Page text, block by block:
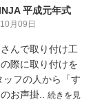
平成元年式
月09日
んで取り付け工
際に取り付けを
フの人から「す
お声掛.. 続きを見